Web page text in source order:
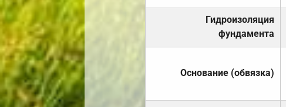
Гидроизоляция
фундамента
Основание (обвязка)